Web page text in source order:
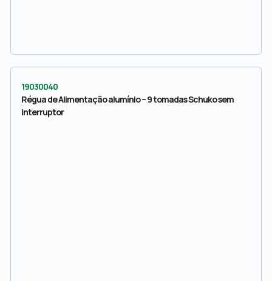
19030040
Régua de Alimentação alumínio – 9 tomadas Schuko sem
interruptor